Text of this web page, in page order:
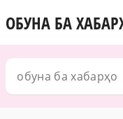
ОБУНА БА